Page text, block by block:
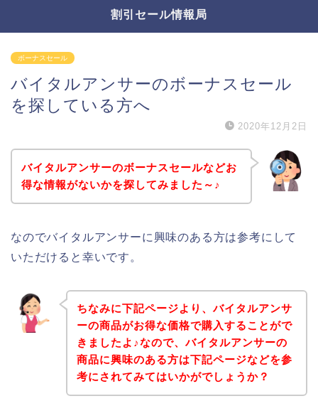
割引セール情報局
ボーナスセール
バイタルアンサーのボーナスセール
を探している方へ
2020年12月2日
バイタルアンサーのボーナスセールなどお
得な情報がないかを探してみました～♪
なのでバイタルアンサーに興味のある方は参考にして
いただけると幸いです。
ちなみに下記ページより、バイタルアンサ
ーの商品がお得な価格で購入することがで
きましたよ♪なので、バイタルアンサーの
商品に興味のある方は下記ページなどを参
考にされてみてはいかがでしょうか？